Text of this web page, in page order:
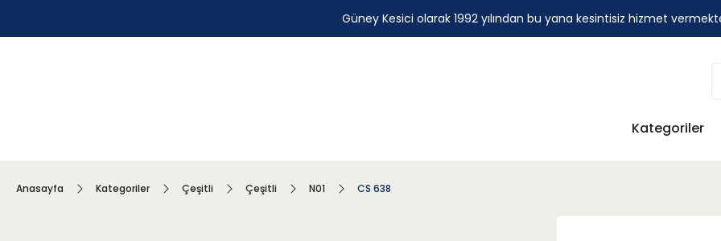
Güney Kesici olarak 1992 yılından bu yana kesintisiz hizmet
Kategoriler
Anasayfa Kategoriler Çeşitli Çeşitli N01 CS 638